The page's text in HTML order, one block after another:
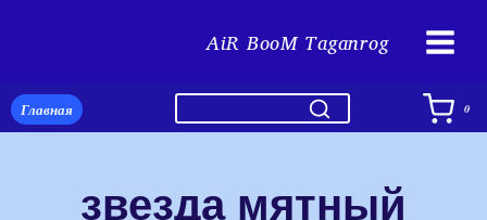
AiR BooM Taganrog
Главная 0
звезда мятный